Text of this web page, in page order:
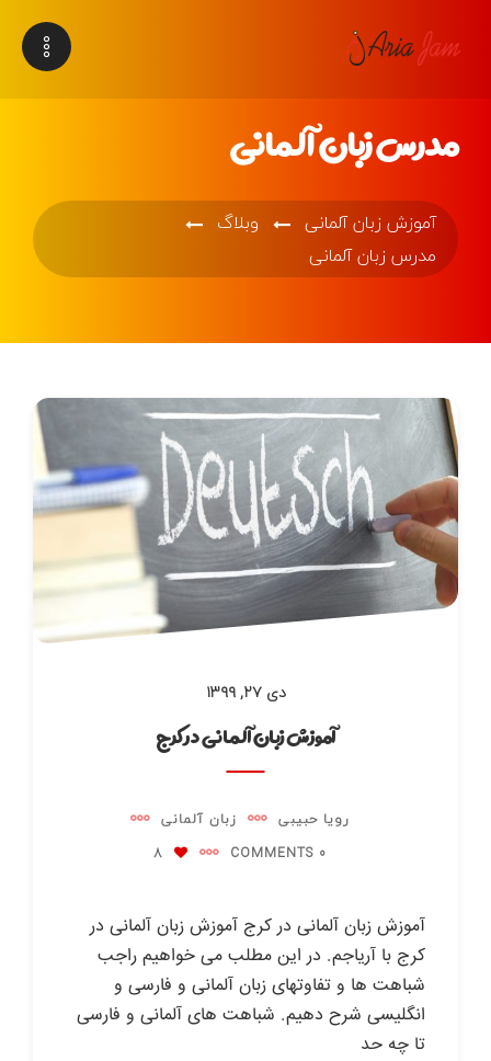
مدرس زبان آلمانی
آموزش زبان آلمانی
وبلاگ
مدرس زبان آلمانی
دی ۲۷, ۱۳۹۹
آموزش زبان آلمانی در کرج
رویا حبیبی
زبان آلمانی
0 COMMENTS
8
آموزش زبان آلمانی در کرج آموزش زبان آلمانی در
کرج با آریاجم. در این مطلب می خواهیم راجب
شباهت ها و تفاوتهای زبان آلمانی و فارسی و
انگلیسی شرح دهیم. شباهت های آلمانی و فارسی
تا چه حد